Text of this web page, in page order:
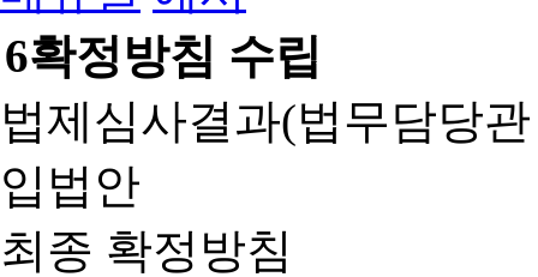
6확정방침 수립
법제심사결과(법무담당
입법안
최종 확정방침